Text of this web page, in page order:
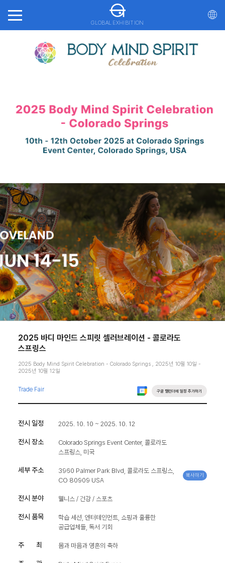
GLOBAL EXHIBITION
2025 바디 마인드 스피릿 셀러브레이션 - 콜로라도
스프링스
2025 Body Mind Spirit Celebration - Colorado Springs , 2025년 10월 10일 -
2025년 10월 12일
Trade Fair 구글 캘린더에 일정 추가하기
전시 일정 2025. 10. 10 ~ 2025. 10. 12
전시 장소
Colorado Springs Event Center, 콜로라도
스프링스, 미국
세부 주소
3960 Palmer Park Blvd, 콜로라도 스프링스,
CO 80909 USA
복사하기
전시 분야 웰니스 / 건강 / 스포츠
전시 품목
학습 세션, 엔터테인먼트, 쇼핑과 훌륭한
공급업체들, 독서 기회
주 최 몸과 마음과 영혼의 축하